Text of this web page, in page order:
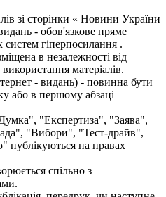
зі сторінки « Новини України
- обов'язкове пряме
гіперпосилання .
в незалежності від
матеріалів.
- видань) - повинна бути
або в першому абзаці
"Експертиза", "Заява",
"Вибори", "Тест-драйв",
на правах
спільно з